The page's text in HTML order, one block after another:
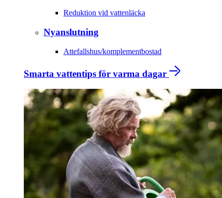
Reduktion vid vattenläcka
Nyanslutning
Attefallshus/komplementbostad
Smarta vattentips för varma dagar